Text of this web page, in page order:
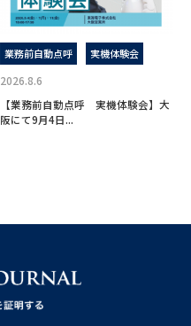
業務前自動点呼 実機体験会
2026.8.6
【業務前自動点呼 実機体験会】大
阪にて9月4日...